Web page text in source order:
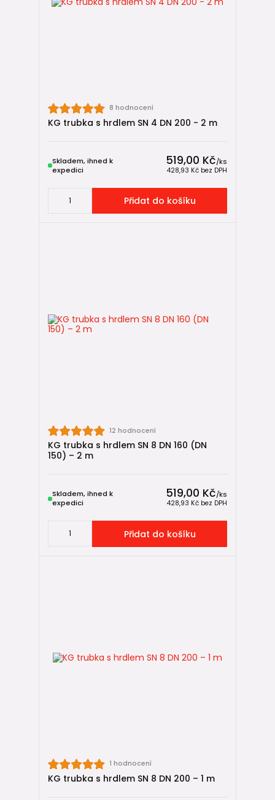
8 hodnocení
KG trubka s hrdlem SN 4 DN 200 - 2 m
519,00 Kč/ks
428,93 Kč bez DPH
Skladem, ihned k
expedici
Přidat do košíku
12 hodnocení
KG trubka s hrdlem SN 8 DN 160 (DN
150) – 2 m
519,00 Kč/ks
428,93 Kč bez DPH
Skladem, ihned k
expedici
Přidat do košíku
1 hodnocení
KG trubka s hrdlem SN 8 DN 200 – 1 m